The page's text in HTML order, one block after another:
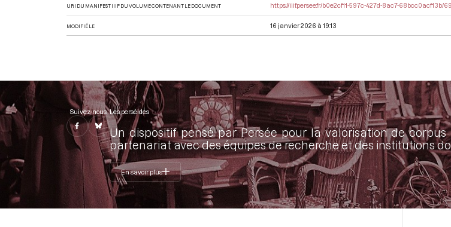
URI DU MANIFEST IIIF DU VOLUME CONTENANT LE DOCUMENT https://iiif.persee.fr/b0e2cf11-597c-427d-8ac7-
MODIFIÉ LE 16 janvier 2026 à 19:13
Suivez-nous Les perséides
Un dispositif pensé par Persée pour la valorisation de
partenariat avec des équipes de recherche et des institutions
En savoir plus